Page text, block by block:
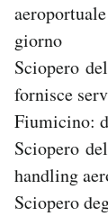
giorno
Sciopero
fornisce
Fiumicino:
Sciopero
handling
Sciopero